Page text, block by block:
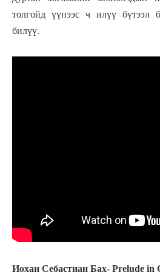
толгойд үүнээс ч илүү бүтээл
билүү.
Иохан Себастиан Бах- Prelude